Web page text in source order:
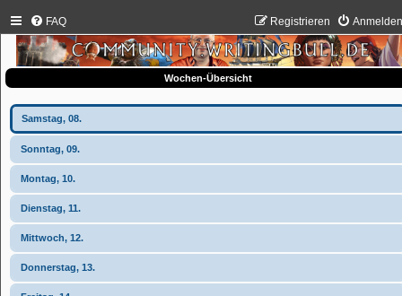
FAQ Registrieren
Wochen-Übersicht
Samstag, 08.
Sonntag, 09.
Montag, 10.
Dienstag, 11.
Mittwoch, 12.
Donnerstag, 13.